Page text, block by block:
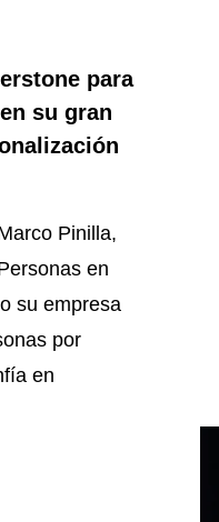
para
su gran
Pinilla,
en
su empresa
por
en